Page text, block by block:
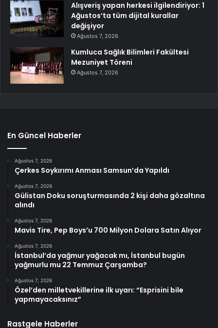
Alışveriş yapan herkesi ilgilendiriyor: 1
Ağustos’ta tüm dijital kurallar
değişiyor
Ağustos 7, 2026
Kumluca Sağlık Bilimleri Fakültesi
Mezuniyet Töreni
Ağustos 7, 2026
En Güncel Haberler
Ağustos 7, 2026
Çerkes Soykırımı Anması Samsun’da Yapıldı
Ağustos 7, 2026
Gülistan Doku soruşturmasında 2 kişi daha gözaltına
alındı
Ağustos 7, 2026
Mavis Tire, Pep Boys’u 700 Milyon Dolara Satın Alıyor
Ağustos 7, 2026
İstanbul’da yağmur yağacak mı, İstanbul bugün
yağmurlu mu 22 Temmuz Çarşamba?
Ağustos 7, 2026
Özel’den milletvekillerine ilk uyarı: “Esprisini bile
yapmayacaksınız”
Rastgele Haberler